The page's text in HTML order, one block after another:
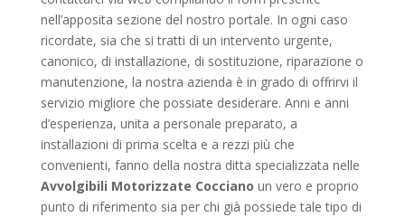
nell’apposita sezione del nostro portale. In ogni caso
ricordate, sia che si tratti di un intervento urgente,
canonico, di installazione, di sostituzione, riparazione o
manutenzione, la nostra azienda è in grado di offrirvi il
servizio migliore che possiate desiderare. Anni e anni
d’esperienza, unita a personale preparato, a
installazioni di prima scelta e a rezzi più che
convenienti, fanno della nostra ditta specializzata nelle
Avvolgibili Motorizzate Cocciano un vero e proprio
punto di riferimento sia per chi già possiede tale tipo di